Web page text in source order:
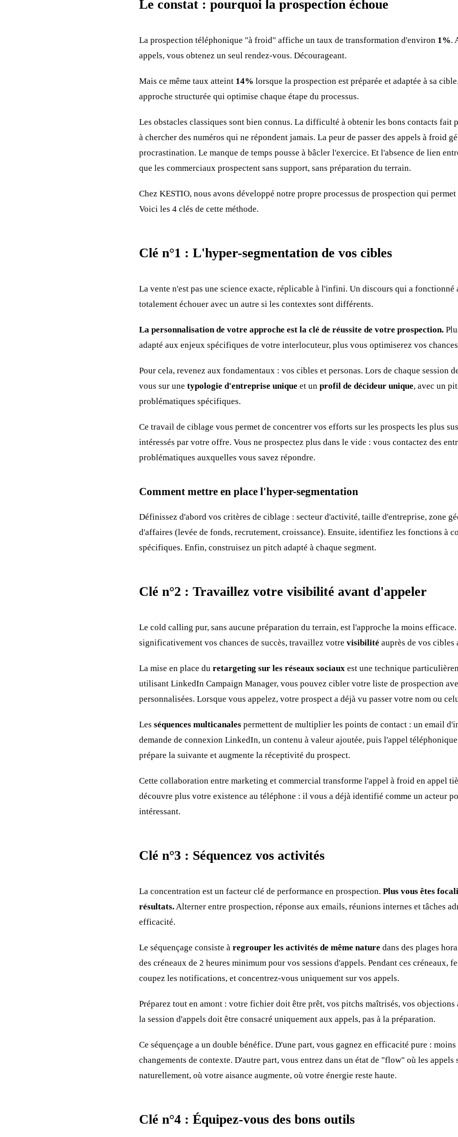
Le constat : pourquoi la prospection échoue
La prospection téléphonique "à froid" affiche un taux de transformation d'environ 1%.
appels, vous obtenez un seul rendez-vous. Décourageant.
Mais ce même taux atteint 14% lorsque la prospection est préparée et adaptée à sa
approche structurée qui optimise chaque étape du processus.
Les obstacles classiques sont bien connus. La difficulté à obtenir les bons contacts fait
à chercher des numéros qui ne répondent jamais. La peur de passer des appels à froid
procrastination. Le manque de temps pousse à bâcler l'exercice. Et l'absence de lien
que les commerciaux prospectent sans support, sans préparation du terrain.
Chez KESTIO, nous avons développé notre propre processus de prospection qui
Voici les 4 clés de cette méthode.
Clé n°1 : L'hyper-segmentation de vos cibles
La vente n'est pas une science exacte, réplicable à l'infini. Un discours qui a fonctionné
totalement échouer avec un autre si les contextes sont différents.
La personnalisation de votre approche est la clé de réussite de votre prospection.
adapté aux enjeux spécifiques de votre interlocuteur, plus vous optimiserez vos
Pour cela, revenez aux fondamentaux : vos cibles et personas. Lors de chaque session
vous sur une typologie d'entreprise unique et un profil de décideur unique, avec un
problématiques spécifiques.
Ce travail de ciblage vous permet de concentrer vos efforts sur les prospects les plus
intéressés par votre offre. Vous ne prospectez plus dans le vide : vous contactez des
problématiques auxquelles vous savez répondre.
Comment mettre en place l'hyper-segmentation
Définissez d'abord vos critères de ciblage : secteur d'activité, taille d'entreprise, zone
d'affaires (levée de fonds, recrutement, croissance). Ensuite, identifiez les fonctions à
spécifiques. Enfin, construisez un pitch adapté à chaque segment.
Clé n°2 : Travaillez votre visibilité avant d'appeler
Le cold calling pur, sans aucune préparation du terrain, est l'approche la moins
significativement vos chances de succès, travaillez votre visibilité auprès de vos cibles
La mise en place du retargeting sur les réseaux sociaux est une technique
utilisant LinkedIn Campaign Manager, vous pouvez cibler votre liste de prospection
personnalisées. Lorsque vous appelez, votre prospect a déjà vu passer votre nom ou
Les séquences multicanales permettent de multiplier les points de contact : un email
demande de connexion LinkedIn, un contenu à valeur ajoutée, puis l'appel
prépare la suivante et augmente la réceptivité du prospect.
Cette collaboration entre marketing et commercial transforme l'appel à froid en appel
découvre plus votre existence au téléphone : il vous a déjà identifié comme un acteur
intéressant.
Clé n°3 : Séquencez vos activités
La concentration est un facteur clé de performance en prospection. Plus vous êtes
résultats. Alterner entre prospection, réponse aux emails, réunions internes et tâches
efficacité.
Le séquençage consiste à regrouper les activités de même nature dans des plages
des créneaux de 2 heures minimum pour vos sessions d'appels. Pendant ces créneaux,
coupez les notifications, et concentrez-vous uniquement sur vos appels.
Préparez tout en amont : votre fichier doit être prêt, vos pitchs maîtrisés, vos objections
la session d'appels doit être consacré uniquement aux appels, pas à la préparation.
Ce séquençage a un double bénéfice. D'une part, vous gagnez en efficacité pure : moins
changements de contexte. D'autre part, vous entrez dans un état de "flow" où les appels
naturellement, où votre aisance augmente, où votre énergie reste haute.
Clé n°4 : Équipez-vous des bons outils